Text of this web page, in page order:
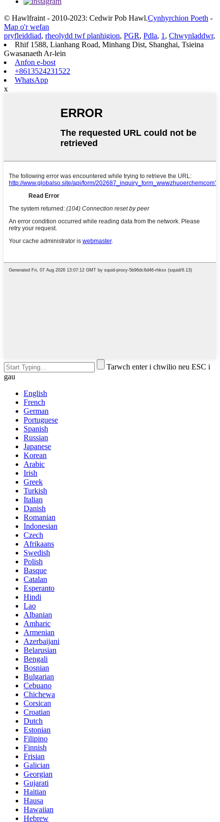
© Hawlfraint - 2010-2023: Cedwir Pob Hawl.Cynhyrchion Poeth -
Map o'r wefan
pryfleiddiad, rheolydd twf planhigion, PGR, Pdla, 1 , Chwynladdwr,
Rhif 1588, Lianhang Road, Minhang Dist, Shanghai, Tsieina
Gwasanaeth Ar-lein
Anfon e-bost
+8613524231522
WhatsApp
x
Tarwch enter i chwilio neu ESC i
gau
English
French
German
Portuguese
Spanish
Russian
Japanese
Korean
Arabic
Irish
Greek
Turkish
Italian
Danish
Romanian
Indonesian
Czech
Afrikaans
Swedish
Polish
Basque
Catalan
Esperanto
Hindi
Lao
Albanian
Amharic
Armenian
Azerbaijani
Belarusian
Bengali
Bosnian
Bulgarian
Cebuano
Chichewa
Corsican
Croatian
Dutch
Estonian
Filipino
Finnish
Frisian
Galician
Georgian
Gujarati
Haitian
Hausa
Hawaiian
Hebrew